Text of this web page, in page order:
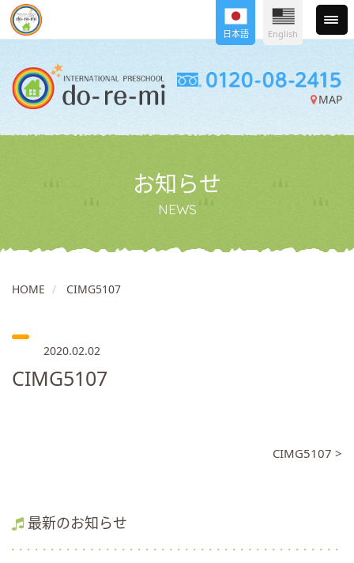
MAP
日本語 English
お知らせ
NEWS
HOME CIMG5107
2020.02.02
CIMG5107
CIMG5107 >
最新のお知らせ